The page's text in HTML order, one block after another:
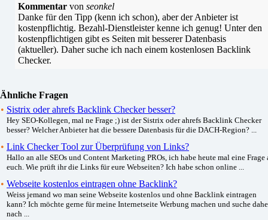
Kommentar von seonkel
Danke für den Tipp (kenn ich schon), aber der Anbieter ist
kostenpflichtig. Bezahl-Dienstleister kenne ich genug! Unter den
kostenpflichtigen gibt es Seiten mit besserer Datenbasis
(aktueller). Daher suche ich nach einem kostenlosen Backlink
Checker.
Ähnliche Fragen
• Sistrix oder ahrefs Backlink Checker besser?
Hey SEO-Kollegen, mal ne Frage ;) ist der Sistrix oder ahrefs Backlink Checker
besser? Welcher Anbieter hat die bessere Datenbasis für die DACH-Region? ...
• Link Checker Tool zur Überprüfung von Links?
Hallo an alle SEOs und Content Marketing PROs, ich habe heute mal eine Frage
euch. Wie prüft ihr die Links für eure Webseiten? Ich habe schon online ...
• Webseite kostenlos eintragen ohne Backlink?
Weiss jemand wo man seine Webseite kostenlos und ohne Backlink eintragen
kann? Ich möchte gerne für meine Internetseite Werbung machen und suche
nach ...